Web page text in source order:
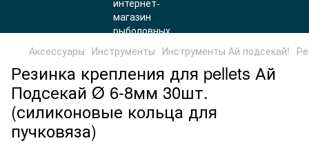
Аксессуары Инструменты Инструменты Ай подсекай!
Резинка крепления для pellets Ай
Подсекай Ø 6-8мм 30шт.
(силиконовые кольца для
пучковяза)